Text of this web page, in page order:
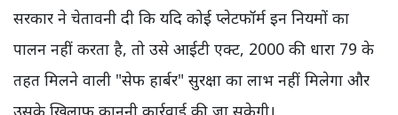
सरकार ने चेतावनी दी कि यदि कोई प्लेटफॉर्म इन नियमों का
पालन नहीं करता है, तो उसे आईटी एक्ट, 2000 की धारा 79 के
तहत मिलने वाली "सेफ हार्बर" सुरक्षा का लाभ नहीं मिलेगा और
उसके खिलाफ कानूनी कार्रवाई की जा सकेगी।